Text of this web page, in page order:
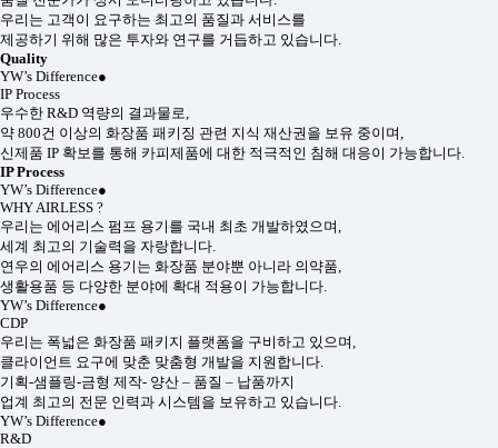
우리는 고객이 요구하는 최고의 품질과 서비스를
제공하기 위해 많은 투자와 연구를 거듭하고 있습니다.
Quality
YW’s Difference●
IP Process
우수한 R&D 역량의 결과물로,
약 800건 이상의 화장품 패키징 관련 지식 재산권을 보유 중이며,
신제품 IP 확보를 통해 카피제품에 대한 적극적인 침해 대응이 가능합니다.
IP Process
YW’s Difference●
WHY AIRLESS ?
우리는 에어리스 펌프 용기를 국내 최초 개발하였으며,
세계 최고의 기술력을 자랑합니다.
연우의 에어리스 용기는 화장품 분야뿐 아니라 의약품,
생활용품 등 다양한 분야에 확대 적용이 가능합니다.
YW’s Difference●
CDP
우리는 폭넓은 화장품 패키지 플랫폼을 구비하고 있으며,
클라이언트 요구에 맞춘 맞춤형 개발을 지원합니다.
기획-샘플링-금형 제작- 양산 – 품질 – 납품까지
업계 최고의 전문 인력과 시스템을 보유하고 있습니다.
YW’s Difference●
R&D